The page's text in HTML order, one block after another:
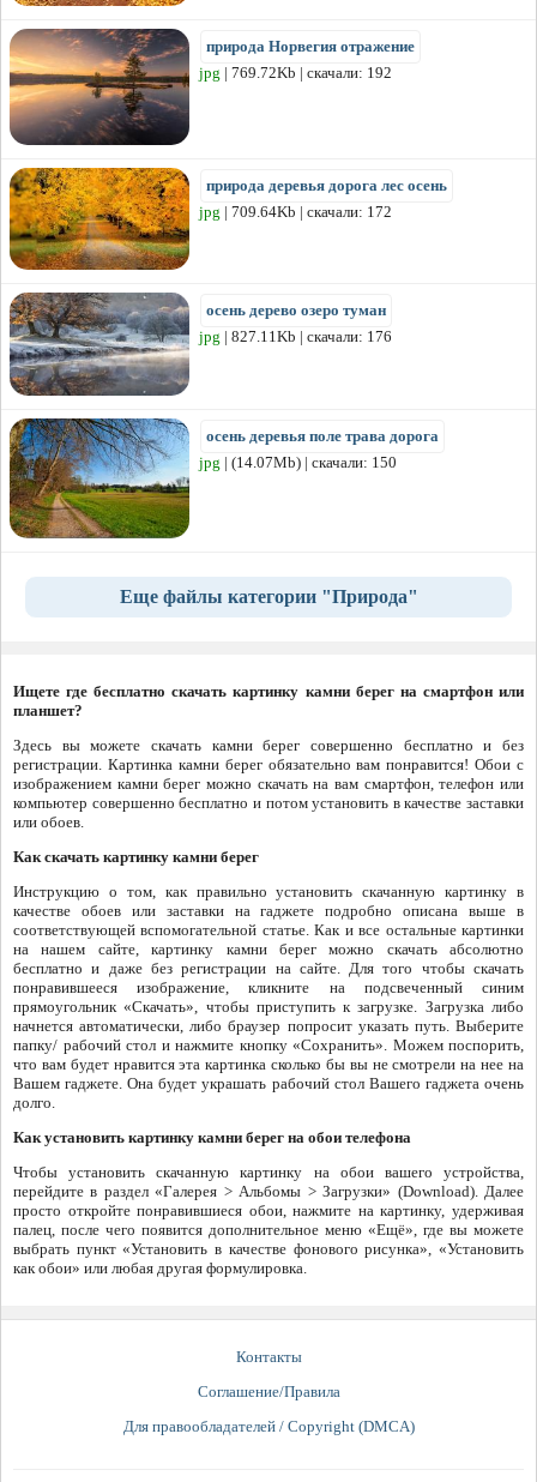
природа Норвегия отражение
jpg | 769.72Kb | скачали: 192
природа деревья дорога лес осень
jpg | 709.64Kb | скачали: 172
осень дерево озеро туман
jpg | 827.11Kb | скачали: 176
осень деревья поле трава дорога
jpg | (14.07Mb) | скачали: 150
Еще файлы категории "Природа"
Ищете где бесплатно скачать картинку камни берег на смартфон или
планшет?
Здесь вы можете скачать камни берег совершенно бесплатно и без
регистрации. Картинка камни берег обязательно вам понравится! Обои с
изображением камни берег можно скачать на вам смартфон, телефон или
компьютер совершенно бесплатно и потом установить в качестве заставки
или обоев.
Как скачать картинку камни берег
Инструкцию о том, как правильно установить скачанную картинку в
качестве обоев или заставки на гаджете подробно описана выше в
соответствующей вспомогательной статье. Как и все остальные картинки
на нашем сайте, картинку камни берег можно скачать абсолютно
бесплатно и даже без регистрации на сайте. Для того чтобы скачать
понравившееся изображение, кликните на подсвеченный синим
прямоугольник «Скачать», чтобы приступить к загрузке. Загрузка либо
начнется автоматически, либо браузер попросит указать путь. Выберите
папку/ рабочий стол и нажмите кнопку «Сохранить». Можем поспорить,
что вам будет нравится эта картинка сколько бы вы не смотрели на нее на
Вашем гаджете. Она будет украшать рабочий стол Вашего гаджета очень
долго.
Как установить картинку камни берег на обои телефона
Чтобы установить скачанную картинку на обои вашего устройства,
перейдите в раздел «Галерея > Альбомы > Загрузки» (Download). Далее
просто откройте понравившиеся обои, нажмите на картинку, удерживая
палец, после чего появится дополнительное меню «Ещё», где вы можете
выбрать пункт «Установить в качестве фонового рисунка», «Установить
как обои» или любая другая формулировка.
Контакты
Соглашение/Правила
Для правообладателей / Copyright (DMCA)